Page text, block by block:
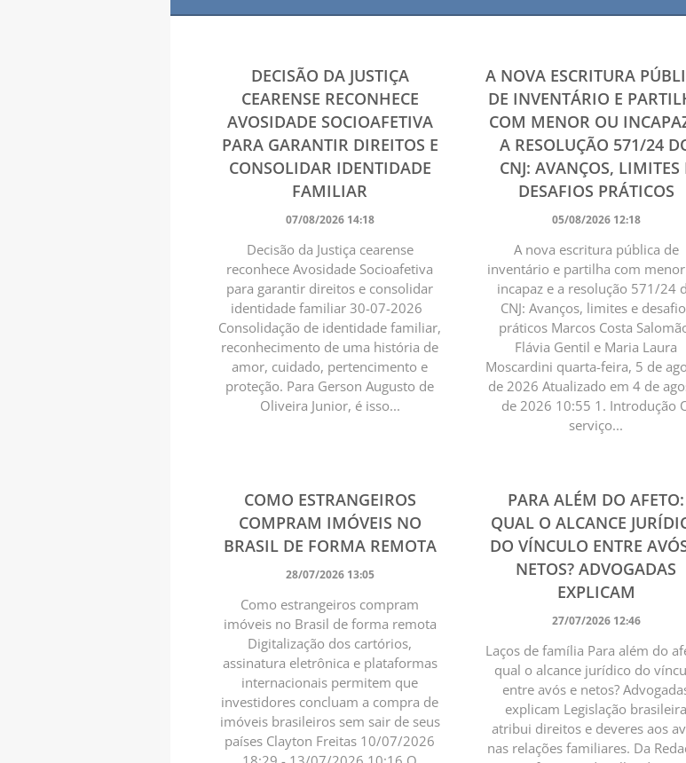
DECISÃO DA JUSTIÇA
CEARENSE RECONHECE
AVOSIDADE SOCIOAFETIVA
PARA GARANTIR DIREITOS E
CONSOLIDAR IDENTIDADE
FAMILIAR
07/08/2026 14:18
Decisão da Justiça cearense
reconhece Avosidade Socioafetiva
para garantir direitos e consolidar
identidade familiar 30-07-2026
Consolidação de identidade familiar,
reconhecimento de uma história de
amor, cuidado, pertencimento e
proteção. Para Gerson Augusto de
Oliveira Junior, é isso...
A NOVA ESCRITURA
DE INVENTÁRIO E
COM MENOR OU
A RESOLUÇÃO 571/24
CNJ: AVANÇOS, LIMITES
DESAFIOS PRÁTICOS
05/08/2026 12:18
A nova escritura pública de
inventário e partilha com
incapaz e a resolução 571/24
CNJ: Avanços, limites e
práticos Marcos Costa
Flávia Gentil e Maria Laura
Moscardini quarta-feira, 5 de
de 2026 Atualizado em 4 de
de 2026 10:55 1. Introdução
serviço...
COMO ESTRANGEIROS
COMPRAM IMÓVEIS NO
BRASIL DE FORMA REMOTA
28/07/2026 13:05
Como estrangeiros compram
imóveis no Brasil de forma remota
Digitalização dos cartórios,
assinatura eletrônica e plataformas
internacionais permitem que
investidores concluam a compra de
imóveis brasileiros sem sair de seus
países Clayton Freitas 10/07/2026
PARA ALÉM DO AFETO:
QUAL O ALCANCE
DO VÍNCULO ENTRE
NETOS? ADVOGADAS
EXPLICAM
27/07/2026 12:46
Laços de família Para além do
qual o alcance jurídico do
entre avós e netos?
explicam Legislação brasileira
atribui direitos e deveres aos
nas relações familiares. Da